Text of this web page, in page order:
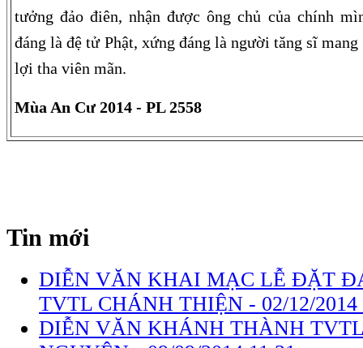
tưởng đảo điên, nhận được ông chủ của chính
đáng là đệ tử Phật, xứng đáng là người tăng sĩ
lợi tha viên mãn.
Mùa An Cư 2014 - PL 2558
Tin mới
DIỄN VĂN KHAI MẠC LỄ ĐẶT
TVTL CHÁNH THIỆN - 02/12/
DIỄN VĂN KHÁNH THÀNH